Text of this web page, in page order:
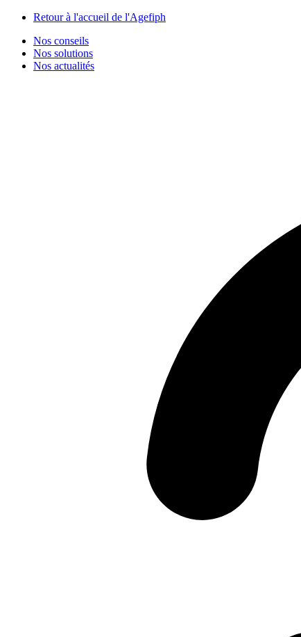
Retour à l'accueil de l'Agefiph
Nos conseils
Nos solutions
Nos actualités